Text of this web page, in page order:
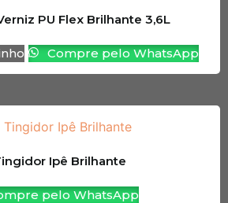
PU Flex Brilhante 3,6L
Compre pelo WhatsApp
Ipê Brilhante
pelo WhatsApp